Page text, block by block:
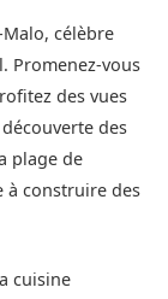
célèbre
Promenez-vous
des vues
des
plage de
à construire des
cuisine